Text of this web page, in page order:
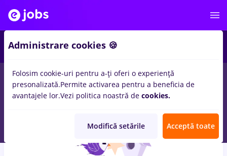
locuri de muncadm, Part timeinTimisoarapentru
Level (< 2 ani)inConstructii / Instalatii
Administrare cookies 🍪
Folosim cookie-uri pentru a-ți oferi o experiență
presonalizată.Permite activarea pentru a beneficia de
avantajele lor.Vezi politica noastră de cookies.
Modifică setările Acceptă toate